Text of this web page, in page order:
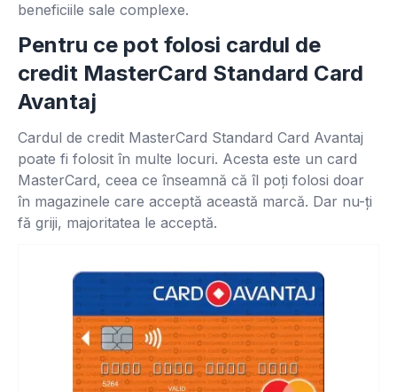
beneficiile sale complexe.
Pentru ce pot folosi cardul de
credit MasterCard Standard Card
Avantaj
Cardul de credit MasterCard Standard Card Avantaj
poate fi folosit în multe locuri. Acesta este un card
MasterCard, ceea ce înseamnă că îl poți folosi doar
în magazinele care acceptă această marcă. Dar nu-ți
fă griji, majoritatea le acceptă.